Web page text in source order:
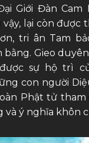
Giới Đàn Cam
lại còn được
tri ân Tam
bằng. Gieo
sự hộ trì
con người
Phật tử tham
và ý nghĩa khôn